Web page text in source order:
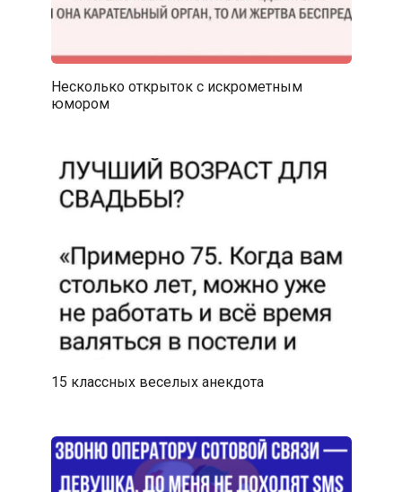
Несколько открыток с искрометным
юмором
15 классных веселых анекдота